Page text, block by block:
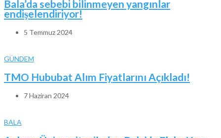
Bala’da sebebi bilinmeyen yangınlar
endişelendiriyor!
5 Temmuz 2024
GÜNDEM
TMO Hububat Alım Fiyatlarını Açıkladı!
7 Haziran 2024
BALA